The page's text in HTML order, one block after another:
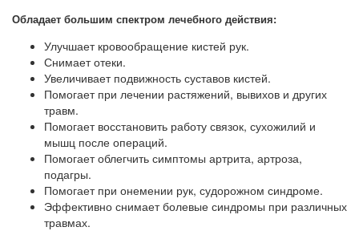
Обладает большим спектром лечебного действия:
Улучшает кровообращение кистей рук.
Снимает отеки.
Увеличивает подвижность суставов кистей.
Помогает при лечении растяжений, вывихов и других
травм.
Помогает восстановить работу связок, сухожилий и
мышц после операций.
Помогает облегчить симптомы артрита, артроза,
подагры.
Помогает при онемении рук, судорожном синдроме.
Эффективно снимает болевые синдромы при различных
травмах.